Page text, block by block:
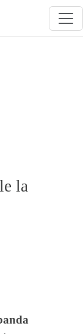
la